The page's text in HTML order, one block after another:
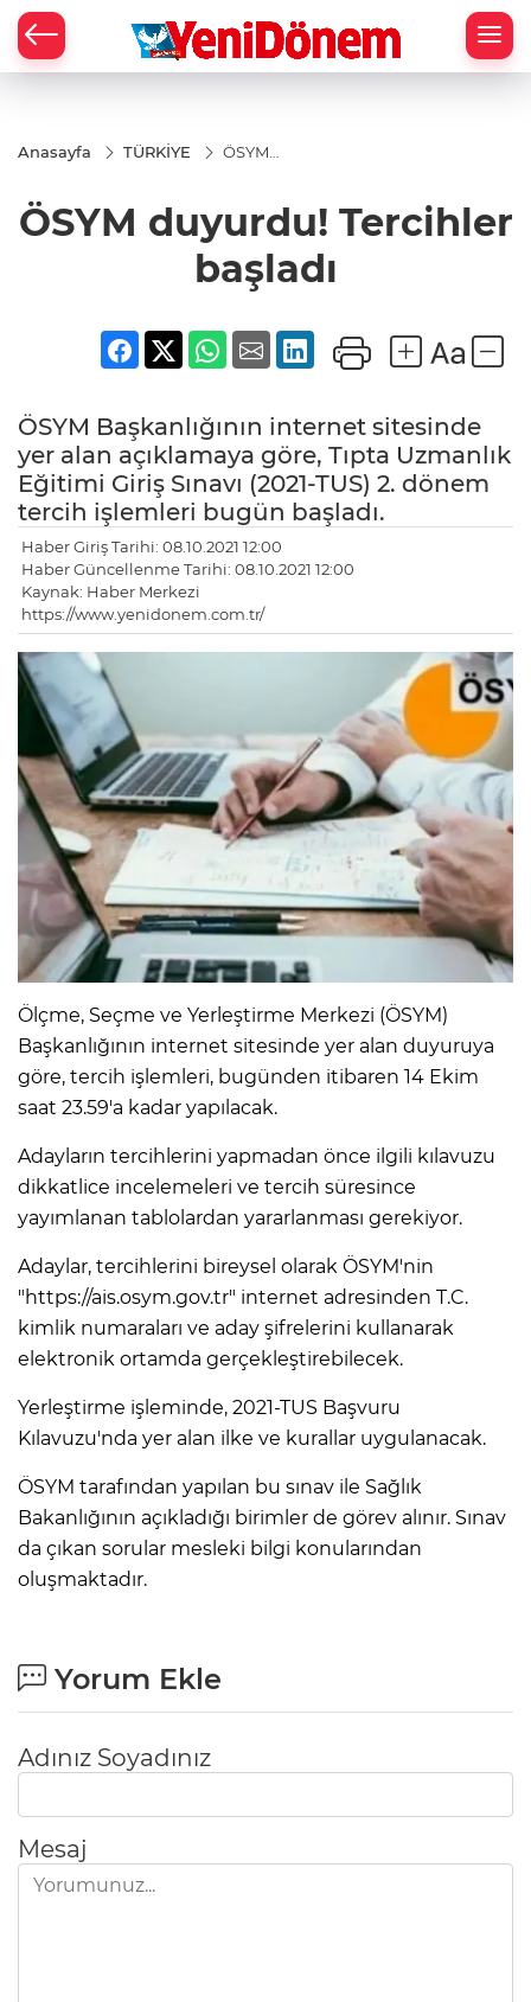
Anasayfa TÜRKİYE
ÖSYM
ÖSYM duyurdu! Tercihler
başladı
ÖSYM Başkanlığının internet sitesinde
yer alan açıklamaya göre, Tıpta Uzmanlık
Eğitimi Giriş Sınavı (2021-TUS) 2. dönem
tercih işlemleri bugün başladı.
Haber Giriş Tarihi: 08.10.2021 12:00
Haber Güncellenme Tarihi: 08.10.2021 12:00
Kaynak: Haber Merkezi
https://www.yenidonem.com.tr/
Ölçme, Seçme ve Yerleştirme Merkezi (ÖSYM)
Başkanlığının internet sitesinde yer alan duyuruya
göre, tercih işlemleri, bugünden itibaren 14 Ekim
saat 23.59'a kadar yapılacak.
Adayların tercihlerini yapmadan önce ilgili kılavuzu
dikkatlice incelemeleri ve tercih süresince
yayımlanan tablolardan yararlanması gerekiyor.
Adaylar, tercihlerini bireysel olarak ÖSYM'nin
"https://ais.osym.gov.tr" internet adresinden T.C.
kimlik numaraları ve aday şifrelerini kullanarak
elektronik ortamda gerçekleştirebilecek.
Yerleştirme işleminde, 2021-TUS Başvuru
Kılavuzu'nda yer alan ilke ve kurallar uygulanacak.
ÖSYM tarafından yapılan bu sınav ile Sağlık
Bakanlığının açıkladığı birimler de görev alınır. Sınav
da çıkan sorular mesleki bilgi konularından
oluşmaktadır.
Yorum Ekle
Adınız Soyadınız
Mesaj